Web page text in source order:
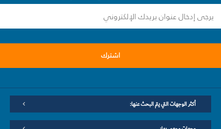
اشترك
أكثر الوجهات التي يتم البحث عنها: